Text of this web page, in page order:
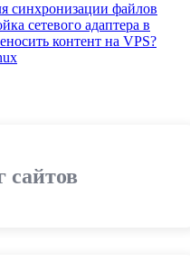
синхронизации файлов
сетевого адаптера в
контент на VPS?
сайтов